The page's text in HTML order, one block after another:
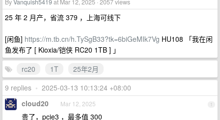
ByVanquish5419at Mar 12, 2025 · 2057 views
25 年 2 月产，省流 379 ，上海可线下
[闲鱼] https://m.tb.cn/h.TySgB33?tk=6biGeMIk7Vg HU108 「我在闲
鱼发布了 [ Kioxia/铠侠 RC20 1TB ] 」
rc20
1T
25年2月
9 replies • 2025-03-13 10:13:24 +08:00
1
cloud20 Mar 12, 2025
贵了，pcie3 ，最多值 300